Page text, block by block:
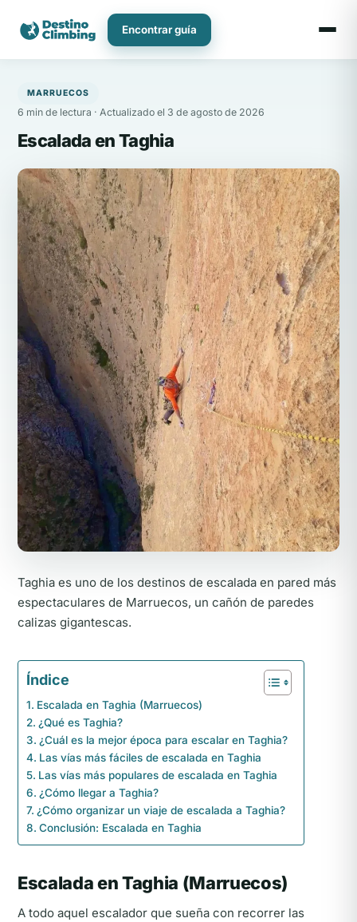
contenido
Encontrar guía
MARRUECOS
6 min de lectura · Actualizado el 3 de agosto de 2026
Escalada en Taghia
Taghia es uno de los destinos de escalada en pared más
espectaculares de Marruecos, un cañón de paredes
calizas gigantescas.
Índice
Escalada en Taghia (Marruecos)
¿Qué es Taghia?
¿Cuál es la mejor época para escalar en Taghia?
Las vías más fáciles de escalada en Taghia
Las vías más populares de escalada en Taghia
¿Cómo llegar a Taghia?
¿Cómo organizar un viaje de escalada a Taghia?
Conclusión: Escalada en Taghia
Escalada en Taghia (Marruecos)
A todo aquel escalador que sueña con recorrer las